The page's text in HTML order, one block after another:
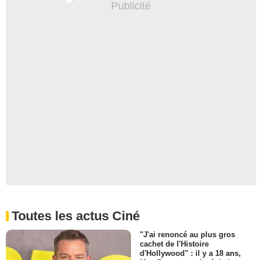
Toutes les actus Ciné
"J'ai renoncé au plus gros
cachet de l'Histoire
d'Hollywood" : il y a 18 ans,